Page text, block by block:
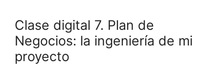
Clase digital 7. Plan de
Negocios: la ingeniería de mi
proyecto